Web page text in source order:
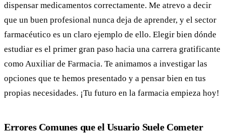
dispensar medicamentos correctamente. Me atrevo a decir
que un buen profesional nunca deja de aprender, y el sector
farmacéutico es un claro ejemplo de ello. Elegir bien dónde
estudiar es el primer gran paso hacia una carrera gratificante
como Auxiliar de Farmacia. Te animamos a investigar las
opciones que te hemos presentado y a pensar bien en tus
propias necesidades. ¡Tu futuro en la farmacia empieza hoy!
Errores Comunes que el Usuario Suele Cometer